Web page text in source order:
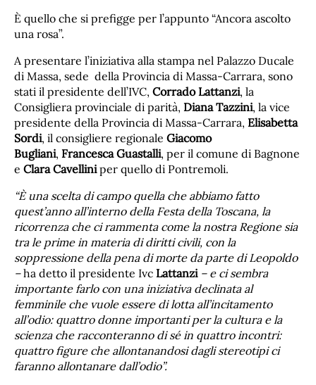
È quello che si prefigge per l’appunto “Ancora ascolto
una rosa”.
A presentare l’iniziativa alla stampa nel Palazzo Ducale
di Massa, sede della Provincia di Massa-Carrara, sono
stati il presidente dell’IVC, Corrado Lattanzi, la
Consigliera provinciale di parità, Diana Tazzini, la vice
presidente della Provincia di Massa-Carrara, Elisabetta
Sordi, il consigliere regionale Giacomo
Bugliani, Francesca Guastalli, per il comune di Bagnone
e Clara Cavelliniper quello di Pontremoli.
“È una scelta di campo quella che abbiamo fatto
quest’anno all’interno della Festa della Toscana, la
ricorrenza che ci rammenta come la nostra Regione sia
tra le prime in materia di diritti civili, con la
soppressione della pena di morte da parte di Leopoldo
–ha detto il presidente Ivc Lattanzi– e ci sembra
importante farlo con una iniziativa declinata al
femminile che vuole essere di lotta all’incitamento
all’odio: quattro donne importanti per la cultura e la
scienza che racconteranno di sé in quattro incontri:
quattro figure che allontanandosi dagli stereotipi ci
faranno allontanare dall’odio”.